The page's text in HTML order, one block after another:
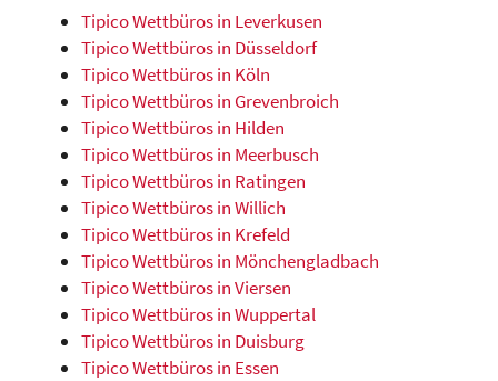
Tipico Wettbüros in Leverkusen
Tipico Wettbüros in Düsseldorf
Tipico Wettbüros in Köln
Tipico Wettbüros in Grevenbroich
Tipico Wettbüros in Hilden
Tipico Wettbüros in Meerbusch
Tipico Wettbüros in Ratingen
Tipico Wettbüros in Willich
Tipico Wettbüros in Krefeld
Tipico Wettbüros in Mönchengladbach
Tipico Wettbüros in Viersen
Tipico Wettbüros in Wuppertal
Tipico Wettbüros in Duisburg
Tipico Wettbüros in Essen